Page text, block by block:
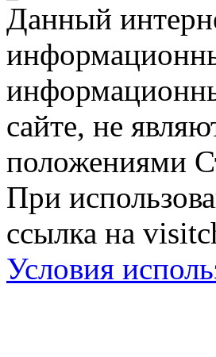
Данный
сайте, не
положениями
При
ссылка на
Условия